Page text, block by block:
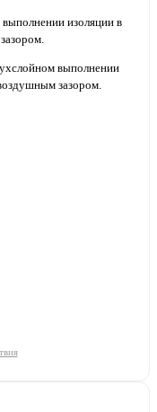
изоляции в
выполнении
зазором.